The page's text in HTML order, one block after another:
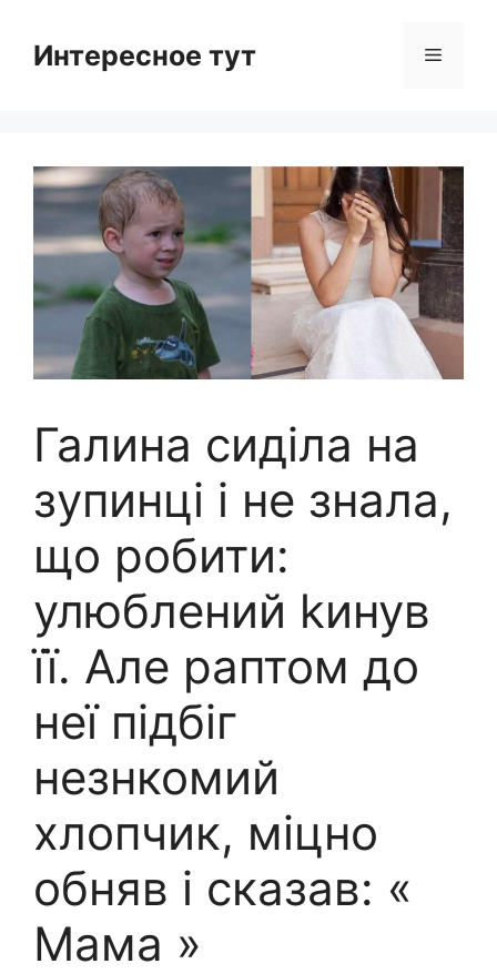
contentИнтересное тут Menu
Галина сиділа на
зупинці і не знала,
що робити:
улюблений kинув
її. Але раптом до
неї підбіг
незнкомий
хлопчик, міцно
обняв і сказав: «
Мама »